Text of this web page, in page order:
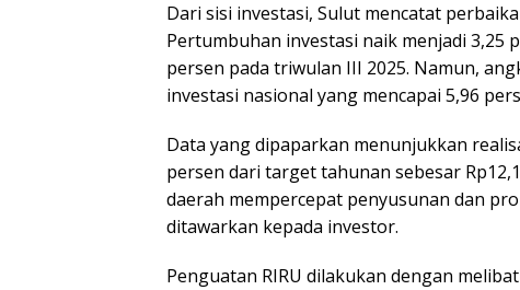
Dari sisi investasi, Sulut mencatat
Pertumbuhan investasi naik menjadi 3,25
persen pada triwulan III 2025. Namun,
investasi nasional yang mencapai 5,96
Data yang dipaparkan menunjukkan
persen dari target tahunan sebesar
daerah mempercepat penyusunan dan
ditawarkan kepada investor.
Penguatan RIRU dilakukan dengan